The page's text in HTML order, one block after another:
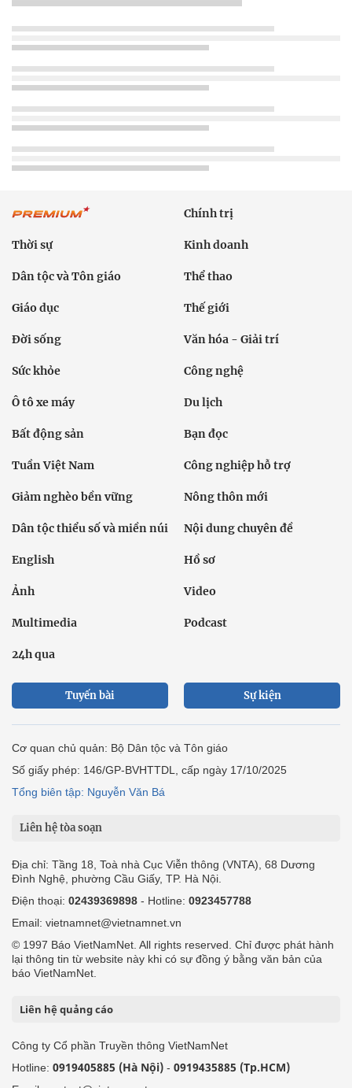
Chính trị
Thời sự Kinh doanh
Dân tộc và Tôn giáo Thể thao
Giáo dục Thế giới
Đời sống Văn hóa - Giải trí
Sức khỏe Công nghệ
Ô tô xe máy Du lịch
Bất động sản Bạn đọc
Tuần Việt Nam Công nghiệp hỗ trợ
Giảm nghèo bền vững Nông thôn mới
Dân tộc thiểu số và miền núi Nội dung chuyên đề
English Hồ sơ
Ảnh Video
Multimedia Podcast
24h qua
Tuyến bài Sự kiện
Cơ quan chủ quản: Bộ Dân tộc và Tôn giáo
Số giấy phép: 146/GP-BVHTTDL, cấp ngày 17/10/2025
Tổng biên tập: Nguyễn Văn Bá
Liên hệ tòa soạn
Địa chỉ: Tầng 18, Toà nhà Cục Viễn thông (VNTA), 68 Dương
Đình Nghệ, phường Cầu Giấy, TP. Hà Nội.
Điện thoại: 02439369898 - Hotline: 0923457788
Email: vietnamnet@vietnamnet.vn
© 1997 Báo VietNamNet. All rights reserved. Chỉ được phát hành
lại thông tin từ website này khi có sự đồng ý bằng văn bản của
báo VietNamNet.
Liên hệ quảng cáo
Công ty Cổ phần Truyền thông VietNamNet
Hotline: 0919405885 (Hà Nội) - 0919435885 (Tp.HCM)